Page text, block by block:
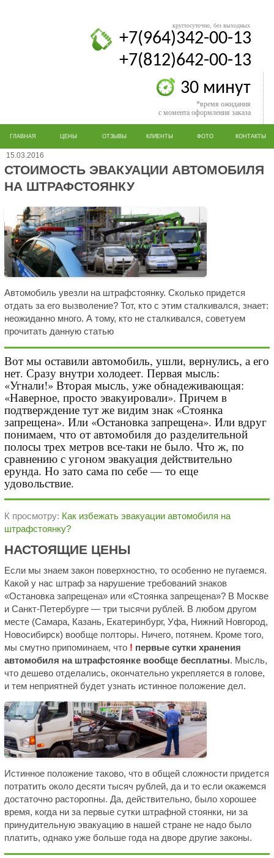
круглосуточно, без выходных
+7(964)342-00-13
+7(812)642-00-13
30 минут
*время ожидания
с момента оформления заказа
ГЛАВНАЯ ЦЕНЫ ОТЗЫВЫ КЛИЕНТЫ ФОТО КОНТАКТЫ
15.03.2016
СТОИМОСТЬ ЭВАКУАЦИИ АВТОМОБИЛЯ
НА ШТРАФСТОЯНКУ
Автомобиль увезли на штрафстоянку. Сколько придется
отдать за его вызволение? Тот, кто с этим сталкивался, знает:
неожиданно много. А тому, кто не сталкивался, советуем
прочитать данную статью
Вот мы оставили автомобиль, ушли, вернулись, а его
нет. Сразу внутри холодеет. Первая мысль:
«Угнали!» Вторая мысль, уже обнадеживающая:
«Наверное, просто эвакуировали». Причем в
подтверждение тут же видим знак «Стоянка
запрещена». Или «Остановка запрещена». Или вдруг
понимаем, что от автомобиля до разделительной
полосы трех метров все-таки не было. Что ж, по
сравнению с угоном эвакуация действительно
ерунда. Но зато сама по себе — то еще
удовольствие.
К просмотру: Как избежать эвакуации автомобиля на
штрафстоянку?
НАСТОЯЩИЕ ЦЕНЫ
Если мы знаем закон поверхностно, то особенно не пугаемся.
Какой у нас штраф за нарушение требований знаков
«Остановка запрещена» или «Стоянка запрещена»? В Москве
и Санкт-Петербурге — три тысячи рублей. В любом другом
месте (Самара, Казань, Екатеринбург, Уфа, Нижний Новгород,
Новосибирск) вообще полторы. Ничего, потянем. Кроме того,
мы смутно припоминаем, что ! первые сутки хранения
автомобиля на штрафстоянке вообще бесплатны. Мысль,
что дешево отделались, окончательно укрепляется в голове,
и тем неприятней будет узнать истинное положение дел.
Истинное положение таково, что в общей сложности придется
потратить около десяти тысяч рублей, да и то если окажемся
достаточно расторопны. Да, действительно, было хорошее
время, когда ни за первые сутки штрафной стоянки, ни за
принудительную эвакуацию в нашей стране не надо было
платить, однако уже больше года на дворе другие законы.